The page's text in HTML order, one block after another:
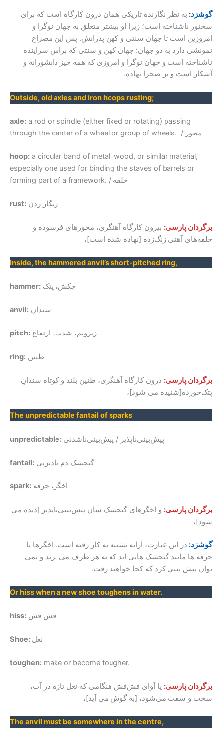
گوشزد: به نظر نگارنده تاریکی همان درون کارگاه است که برای
سخنور ناشناخته است؛ زیرا او بیشتر متعلق به جهان نوگرا و
امروزین است تا جهان سنتی و کهن پدرانش. پس این مصراع
نمونشی دارد به دو جهان: جهان کهن و سنتی که براس سراینده
ناشناخته است و جهان نوگرا و امروزی که همه چیز دانشورانه و
آشکار است و بر صحرا نهاده.
Outside, old axles and iron hoops rusting;
axle: a rod or spindle (either fixed or rotating) passing
through the center of a wheel or group of wheels. / محور
hoop: a circular band of metal, wood, or similar material,
especially one used for binding the staves of barrels or
forming part of a framework. / حلقه
rust: زنگار زدن
برگردان پارسی: بیرون کارگاه آهنگری، محور‌های فرسوده و
حلقه‌های آهنی زنگ‌زده [نهاده شده است]،
Inside, the hammered anvil’s short-pitched ring,
hammer: چکش، پتک
anvil: سندان
pitch: زیروبم، شدت، ارتفاع
ring: طنین
برگردان پارسی: درون کارگاه آهنگری، طنین بلند و کوتاه سندانِ
پتک‌خورده[شنیده می شود]،
The unpredictable fantail of sparks
unpredictable: پیش‌بینی‌ناپذیر / پیش‌بینی‌ناشدنی
fantail: گنجشک دم بادبرنی
spark: اخگر، جرقه
برگردان پارسی: و اخگرهای گنجشک سان پیش‌بینی‌ناپذیر [دیده می
شود]،
گوشزد: در این عبارت، آرایه تشبیه به کار رفته است. اخگرها یا
جرقه ها مانند گنجشک هایی اند که به هر طرف می پرند و نمی
توان پیش بینی کرد که کجا خواهند رفت.
Or hiss when a new shoe toughens in water.
hiss: فش فش
Shoe: نعل
toughen: make or become tougher.
برگردان پارسی: یا آوای فش‌فش هنگامی که نعل تازه در آب،
سخت و سفت می‌شود، [به گوش می آید]،
The anvil must be somewhere in the centre,